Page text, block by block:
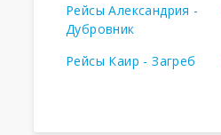
Рейсы Александрия -
Дубровник
Рейсы Каир - Загреб